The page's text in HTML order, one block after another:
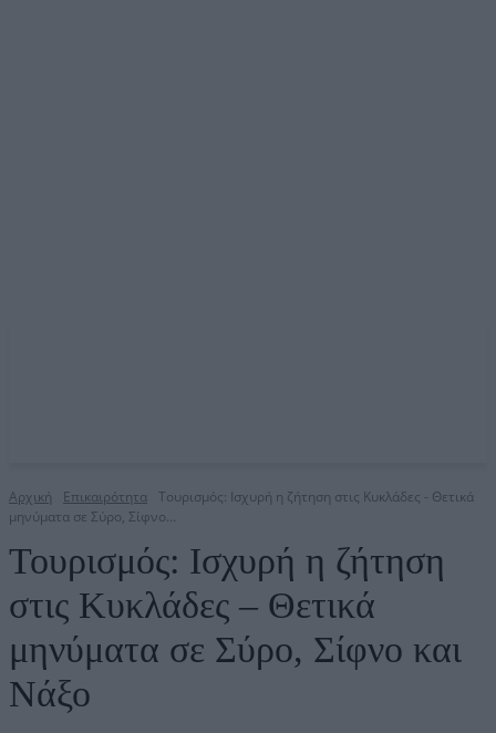
Αρχική Επικαιρότητα Τουρισμός: Ισχυρή η ζήτηση στις Κυκλάδες - Θετικά
μηνύματα σε Σύρο, Σίφνο...
Τουρισμός: Ισχυρή η ζήτηση
στις Κυκλάδες – Θετικά
μηνύματα σε Σύρο, Σίφνο και
Νάξο